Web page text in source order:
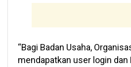
“Bagi Badan Usaha,
mendapatkan user login dan